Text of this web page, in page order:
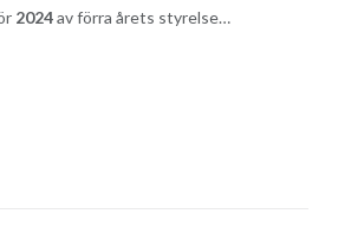
2024av förra årets styrelse…